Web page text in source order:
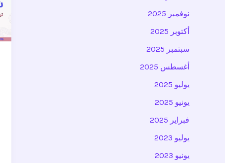
نوفمبر 2025
أكتوبر 2025
سبتمبر 2025
أغسطس 2025
يوليو 2025
يونيو 2025
فبراير 2025
يوليو 2023
يونيو 2023